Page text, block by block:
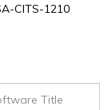
CITS-1210